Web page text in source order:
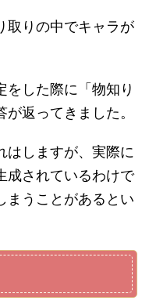
取りの中でキャラが
をした際に「物知り
返ってきました。
はしますが、実際に
成されているわけで
まうことがあるとい